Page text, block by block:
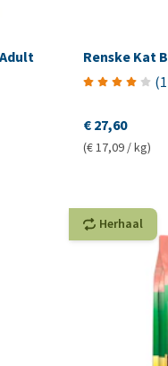
Renske Kat
(
€ 27,60
(€ 17,09 / kg)
Herhaal